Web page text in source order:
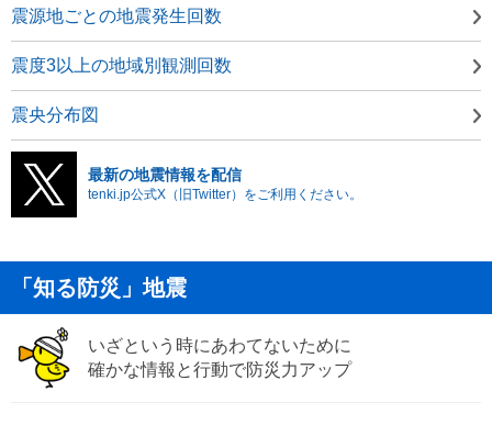
震源地ごとの地震発生回数
震度3以上の地域別観測回数
震央分布図
最新の地震情報を配信
tenki.jp公式X（旧Twitter）をご利用ください。
「知る防災」地震
いざという時にあわてないために
確かな情報と行動で防災力アップ